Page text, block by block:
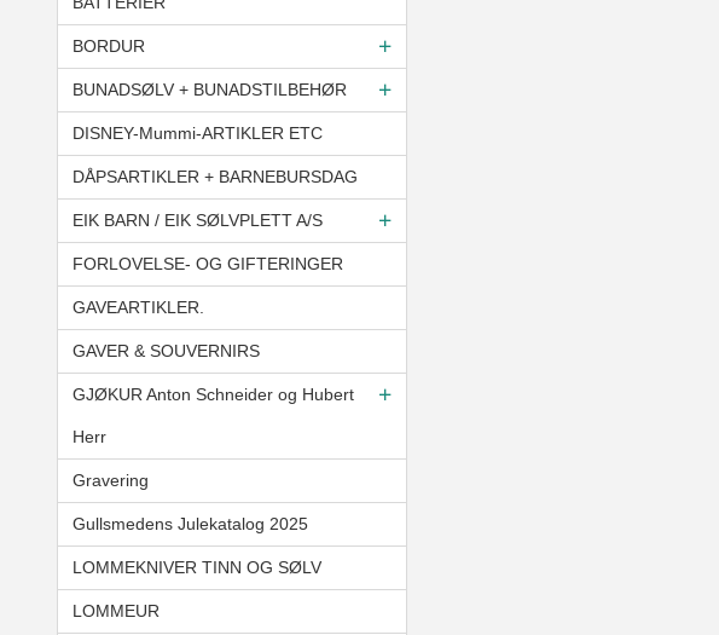
BORDUR
BUNADSØLV + BUNADSTILBEHØR
DISNEY-Mummi-ARTIKLER ETC
DÅPSARTIKLER + BARNEBURSDAG
EIK BARN / EIK SØLVPLETT A/S
FORLOVELSE- OG GIFTERINGER
GAVEARTIKLER.
GAVER & SOUVERNIRS
GJØKUR Anton Schneider og Hubert
Herr
Gravering
Gullsmedens Julekatalog 2025
LOMMEKNIVER TINN OG SØLV
LOMMEUR